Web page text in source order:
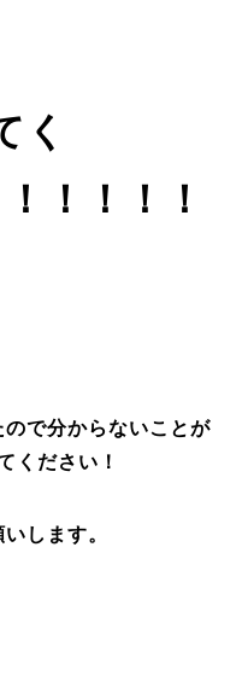
く
！！！！
で分からないことが
ください！
します。